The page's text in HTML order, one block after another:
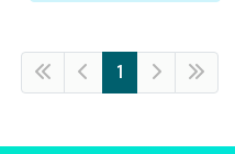
Visualiser
1